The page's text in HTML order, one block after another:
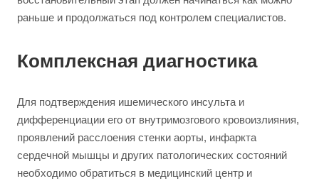
раньше и продолжаться под контролем специалистов.
Комплексная диагностика
Для подтверждения ишемического инсульта и
дифференциации его от внутримозгового кровоизлияния,
проявлений расслоения стенки аорты, инфаркта
сердечной мышцы и других патологических состояний
необходимо обратиться в медицинский центр и